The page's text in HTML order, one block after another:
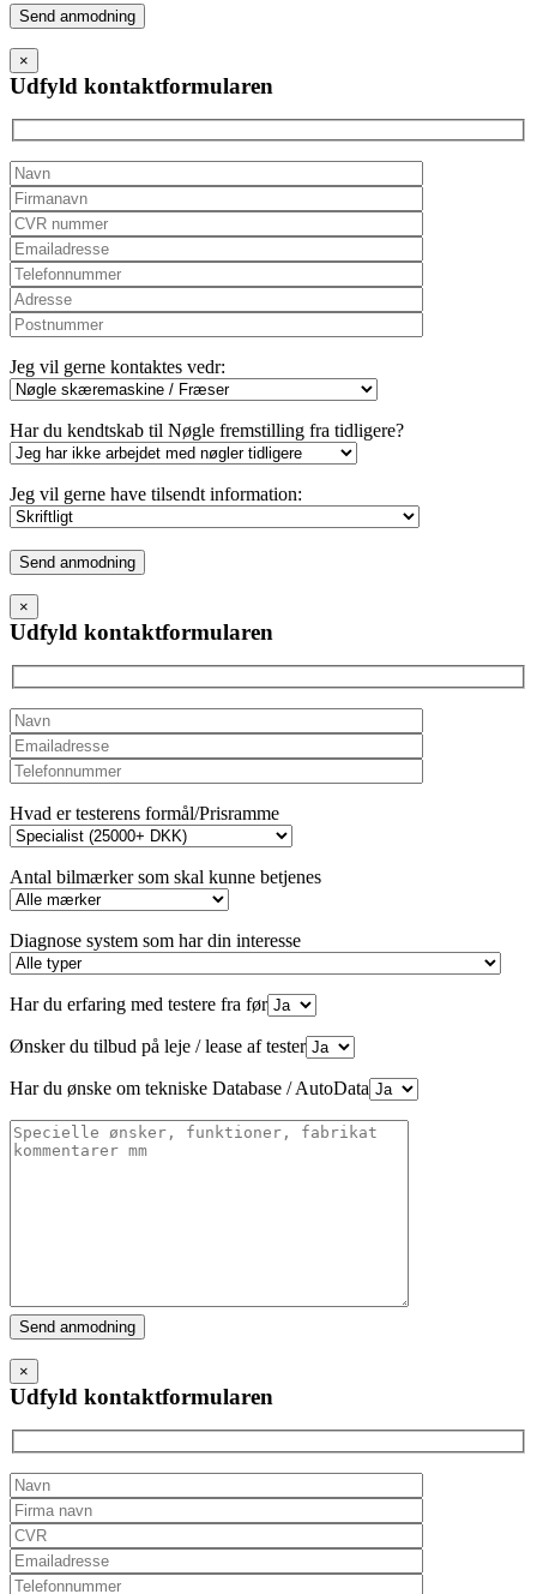
Please
leave
this
field
empty.
×
Udfyld kontaktformularen
Jeg vil gerne kontaktes vedr:
Har du kendtskab til Nøgle fremstilling fra tidligere?
Jeg vil gerne have tilsendt information:
Please
leave
this
field
empty.
×
Udfyld kontaktformularen
Hvad er testerens formål/Prisramme
Antal bilmærker som skal kunne betjenes
Diagnose system som har din interesse
Har du erfaring med testere fra før
Ønsker du tilbud på leje / lease af tester
Har du ønske om tekniske Database / AutoData
Please
leave
this
field
empty.
×
Udfyld kontaktformularen